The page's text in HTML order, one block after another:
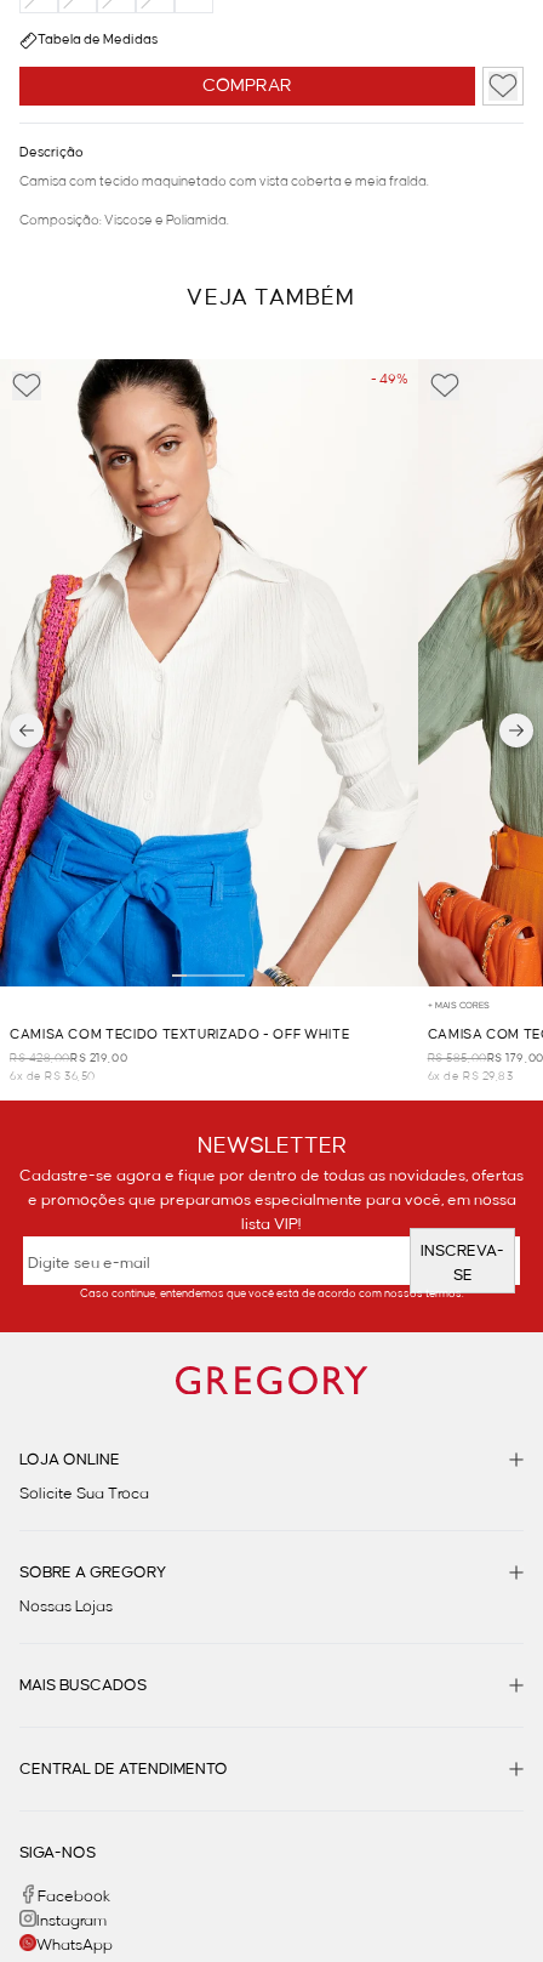
COMPRAR
Tabela de Medidas
Descrição
Camisa com tecido maquinetado com vista coberta e meia fralda.
Composição: Viscose e Poliamida.
VEJA TAMBÉM
- 49%
CAMISA COM TECIDO TEXTURIZADO - OFF WHITE
R$ 428,00R$ 219,00
6x de R$ 36,50
+ MAIS CORES
CAMISA COM
R$ 585,00R$ 179,00
6x de R$ 29,83
NEWSLETTER
Cadastre-se agora e fique por dentro de todas as novidades, ofertas
e promoções que preparamos especialmente para você, em nossa
lista VIP!
INSCREVA-
SE
Caso continue, entendemos que você está de acordo com nossos termos.
LOJA ONLINE
Solicite Sua Troca
SOBRE A GREGORY
Nossas Lojas
MAIS BUSCADOS
CENTRAL DE ATENDIMENTO
SIGA-NOS
Facebook
Instagram
WhatsApp